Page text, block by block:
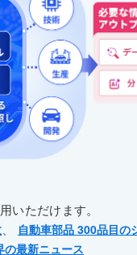
いただけます。
、
自動車部品 300品目の
の最新ニュース